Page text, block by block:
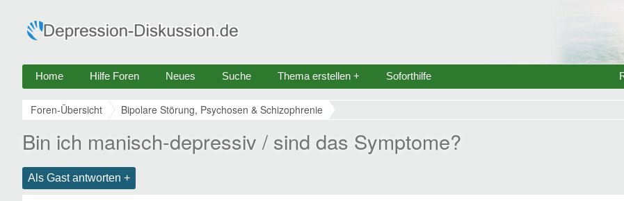
Home Hilfe Foren Neues Suche Thema erstellen + Soforthilfe
Foren-Übersicht Bipolare Störung, Psychosen & Schizophrenie
Bin ich manisch-depressiv / sind das Symptome?
Als Gast antworten +